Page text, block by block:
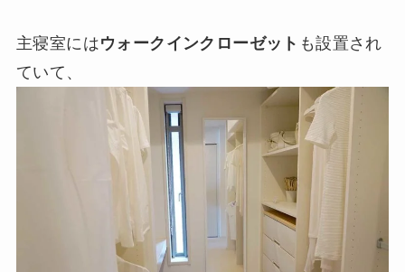
主寝室にはウォークインクローゼット も設置され
ていて、